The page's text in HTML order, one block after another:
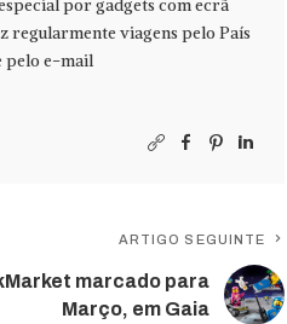
por gadgets com ecrã
regularmente viagens pelo País
pelo e-mail
ARTIGO SEGUINTE
marcado para
Março, em Gaia